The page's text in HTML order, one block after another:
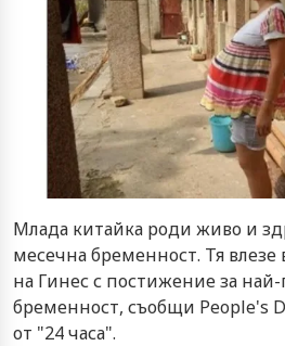
Млада китайка роди живо и
месечна бременност. Тя влезе
на Гинес с постижение за
бременност, съобщи People's
от "24 часа".